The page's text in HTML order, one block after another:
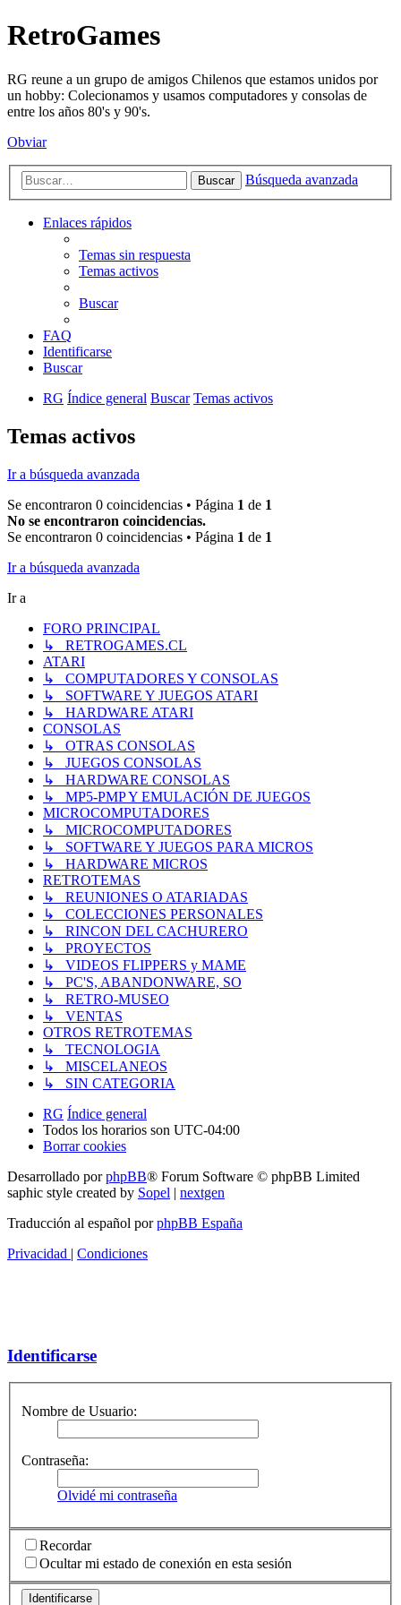
RetroGames
RG reune a un grupo de amigos Chilenos que estamos unidos por
un hobby: Colecionamos y usamos computadores y consolas de
entre los años 80's y 90's.
Obviar
Buscar Búsqueda avanzada
Enlaces rápidos
Temas sin respuesta
Temas activos
Buscar
FAQ
Identificarse
Buscar
RG Índice general Buscar Temas activos
Temas activos
Ir a búsqueda avanzada
Se encontraron 0 coincidencias • Página 1 de 1
No se encontraron coincidencias.
Se encontraron 0 coincidencias • Página 1 de 1
Ir a búsqueda avanzada
Ir a
FORO PRINCIPAL
↳ RETROGAMES.CL
ATARI
↳ COMPUTADORES Y CONSOLAS
↳ SOFTWARE Y JUEGOS ATARI
↳ HARDWARE ATARI
CONSOLAS
↳ OTRAS CONSOLAS
↳ JUEGOS CONSOLAS
↳ HARDWARE CONSOLAS
↳ MP5-PMP Y EMULACIÓN DE JUEGOS
MICROCOMPUTADORES
↳ MICROCOMPUTADORES
↳ SOFTWARE Y JUEGOS PARA MICROS
↳ HARDWARE MICROS
RETROTEMAS
↳ REUNIONES O ATARIADAS
↳ COLECCIONES PERSONALES
↳ RINCON DEL CACHURERO
↳ PROYECTOS
↳ VIDEOS FLIPPERS y MAME
↳ PC'S, ABANDONWARE, SO
↳ RETRO-MUSEO
↳ VENTAS
OTROS RETROTEMAS
↳ TECNOLOGIA
↳ MISCELANEOS
↳ SIN CATEGORIA
RG Índice general
Todos los horarios son UTC-04:00
Borrar cookies
Desarrollado porphpBB® Forum Software © phpBB Limited
saphic style created by Sopel | nextgen
Traducción al español porphpBB España
Privacidad | Condiciones
Identificarse
Nombre de Usuario:
Contraseña:
Olvidé mi contraseña
Recordar
Ocultar mi estado de conexión en esta sesión